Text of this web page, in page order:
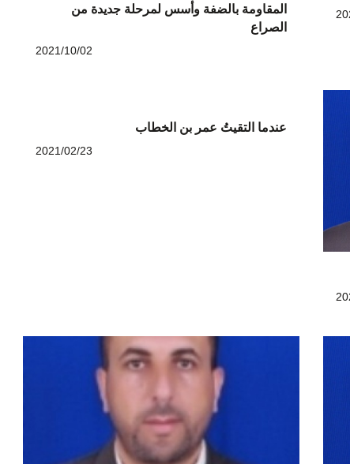
المقاومة بالضفة وأسس لمرحلة جديدة من
الصراع
عندما التقيتُ عمر بن الخطاب